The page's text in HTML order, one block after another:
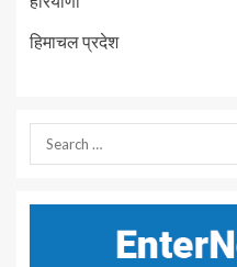
हिमाचल प्रदेश